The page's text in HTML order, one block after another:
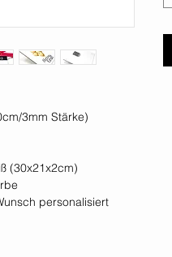
3mm Stärke)
(30x21x2cm)
personalisiert